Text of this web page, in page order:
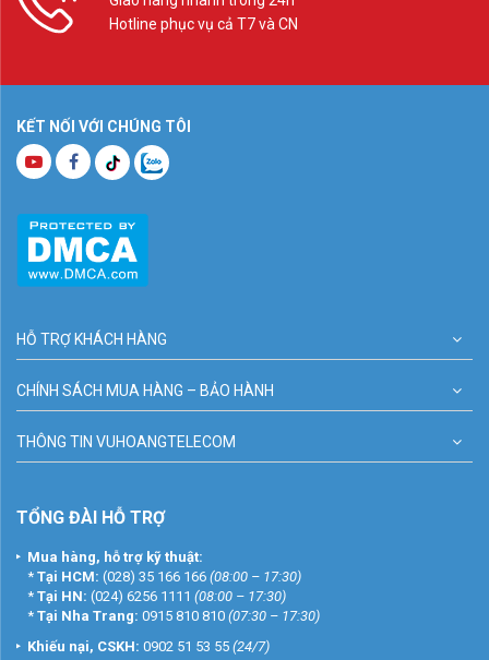
Hotline phục vụ cả T7 và CN
KẾT NỐI VỚI CHÚNG TÔI
HỖ TRỢ KHÁCH HÀNG
CHÍNH SÁCH MUA HÀNG – BẢO HÀNH
THÔNG TIN VUHOANGTELECOM
TỔNG ĐÀI HỖ TRỢ
Mua hàng, hỗ trợ kỹ thuật:
* Tại HCM: (028) 35 166 166 (08:00 – 17:30)
* Tại HN: (024) 6256 1111 (08:00 – 17:30)
* Tại Nha Trang: 0915 810 810 (07:30 – 17:30)
Khiếu nại, CSKH: 0902 51 53 55 (24/7)